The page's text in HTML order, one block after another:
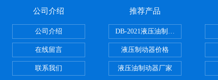
公司介绍
公司介绍
在线留言
联系我们
推荐产品
DB-2021液压油制动器
液压制动器价格
液压油制动器厂家